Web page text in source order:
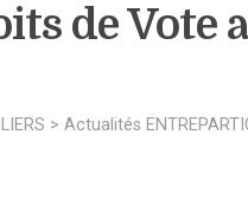
de Vote
> Actualités